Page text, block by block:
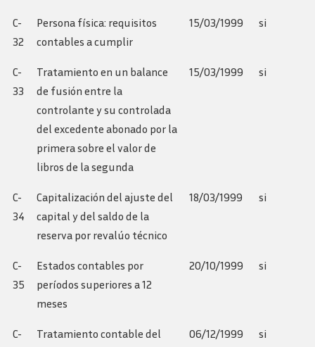
C-
32
Persona física: requisitos
contables a cumplir
15/03/1999 si
C-
33
Tratamiento en un balance
de fusión entre la
controlante y su controlada
del excedente abonado por la
primera sobre el valor de
libros de la segunda
15/03/1999 si
C-
34
Capitalización del ajuste del
capital y del saldo de la
reserva por revalúo técnico
18/03/1999 si
C-
35
Estados contables por
períodos superiores a 12
meses
20/10/1999 si
C-
Tratamiento contable del
06/12/1999 si